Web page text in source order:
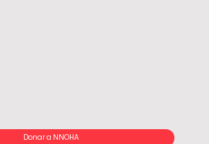
Donar a NNOHA